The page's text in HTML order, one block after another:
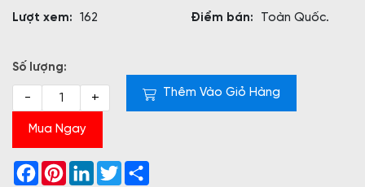
Lượt xem:
162 Điểm bán: Toàn Quốc.
Số lượng:
- + Thêm Vào Giỏ Hàng
Mua Ngay
Facebook
PinterestLinkedInTwitter